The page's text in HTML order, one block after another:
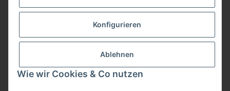
Konfigurieren
Ablehnen
Wie wir Cookies & Co nutzen
Gesetzliche Informationen
Bezahlung